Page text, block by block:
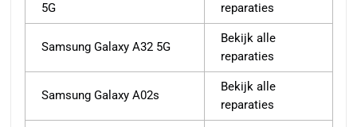
5G
reparaties
Samsung Galaxy A32 5G
Bekijk alle
reparaties
Samsung Galaxy A02s
Bekijk alle
reparaties